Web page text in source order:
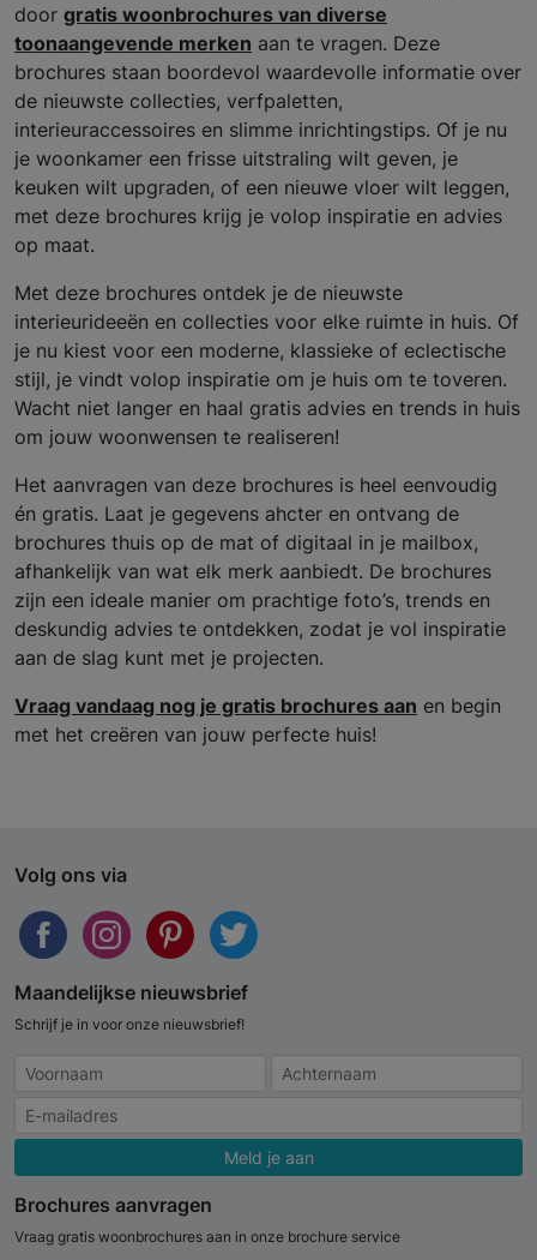
door gratis woonbrochures van diverse
toonaangevende merken aan te vragen. Deze
brochures staan boordevol waardevolle informatie over
de nieuwste collecties, verfpaletten,
interieuraccessoires en slimme inrichtingstips. Of je nu
je woonkamer een frisse uitstraling wilt geven, je
keuken wilt upgraden, of een nieuwe vloer wilt leggen,
met deze brochures krijg je volop inspiratie en advies
op maat.
Met deze brochures ontdek je de nieuwste
interieurideeën en collecties voor elke ruimte in huis. Of
je nu kiest voor een moderne, klassieke of eclectische
stijl, je vindt volop inspiratie om je huis om te toveren.
Wacht niet langer en haal gratis advies en trends in huis
om jouw woonwensen te realiseren!
Het aanvragen van deze brochures is heel eenvoudig
én gratis. Laat je gegevens ahcter en ontvang de
brochures thuis op de mat of digitaal in je mailbox,
afhankelijk van wat elk merk aanbiedt. De brochures
zijn een ideale manier om prachtige foto’s, trends en
deskundig advies te ontdekken, zodat je vol inspiratie
aan de slag kunt met je projecten.
Vraag vandaag nog je gratis brochures aan en begin
met het creëren van jouw perfecte huis!
Volg ons via
Maandelijkse nieuwsbrief
Schrijf je in voor onze nieuwsbrief!
Meld je aan
Brochures aanvragen
Vraag gratis woonbrochures aan in onze brochure service